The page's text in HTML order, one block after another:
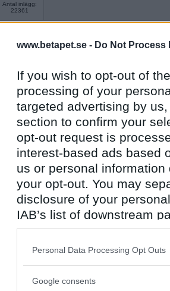
www.betapet.se - Do Not Process
If you wish to opt-out of
processing of your
targeted advertising by
section to confirm your
opt-out request is
interest-based ads based
us or personal
your opt-out. You may
disclosure of your
IAB’s list of downstream
also be disclosed by us
Downstream Participants
Please note that this
Personal Data Processing Opt Outs
Google consents
Antal inlägg:
22361
Antal inlägg:
1542
nej, men med hjälp av träden
Oskar K- Ej medlem längre
Antal inlägg:
6529
Nej, men framför datorn.
Kan du sjunga en aria för mig?
Sotfinger
Har du absolut gehör?